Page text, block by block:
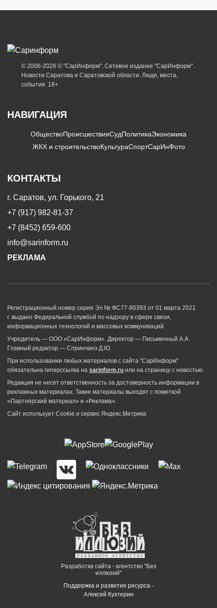
© 2006-2026 © "СарИнформ". Сетевое издание "СарИнформ".
Новости Саратова и Саратовской области. Люди, места,
события. 18+
НАВИГАЦИЯ
ОбществоПроисшествияСудПолитикаЭкономика
ЖКХ и строительствоКультураСпортСарИнФото
КОНТАКТЫ
г. Саратов, ул. Горького, 21
+7 (917) 982-81-37
+7 (8452) 659-600
info@sarinform.ru
РЕКЛАМА
Регистрационный номер серия Эл № ФС77-80393 от 01 марта 2021
г. выдано Федеральной службой по надзору в сфере связи,
информационных технологий и массовых коммуникаций.
Учредитель — ООО «СарИнформ». Директор — Письменный А.А.
Главный редактор — Спринчанэ Д.Ю.
При использовании любых материалов с сайта "СарИнформ"
обязательна гиперссылка на sarinform.ru или на страницу с новостью.
Редакция не несет ответственность за достоверность информации в
рекламных материалах. Такие материалы выходят с пометкой
«Партнёрский материал» и «Реклама».
Сайт использует Cookie и сервиc Яндекс.Метрика
Разработка сайта - агентство "Без
иллюзий"
Поддержка и развитие ресурса -
Алексей Кухтерин